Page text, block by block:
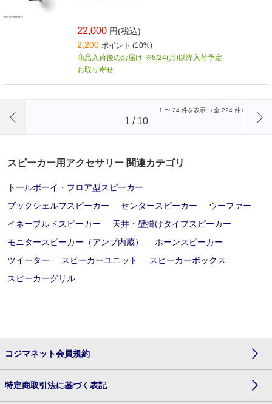
22,000 円(税込)
2,200 ポイント (10%)
商品入荷後のお届け ※8/24(月)以降入荷予定
お取り寄せ
1 〜 24 件を表示 （全 224 件）
1 / 10
スピーカー用アクセサリー 関連カテゴリ
トールボーイ・フロア型スピーカー
ブックシェルフスピーカー
センタースピーカー
ウーファー
イネーブルドスピーカー
天井・壁掛けタイプスピーカー
モニタースピーカー（アンプ内蔵）
ホーンスピーカー
ツイーター
スピーカーユニット
スピーカーボックス
スピーカーグリル
コジマネット会員規約
特定商取引法に基づく表記